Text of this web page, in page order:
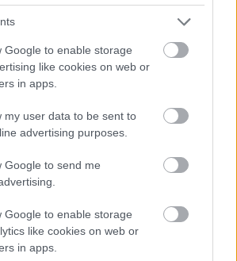
Google to enable storage
like cookies on web or
in apps.
my user data to be sent to
advertising purposes.
Google to send me
Google to enable storage
like cookies on web or
in apps.
hogy 30-40 százalékos élelmiszerpazarlás
táplálkozási szokása mégis elégtelen?
E heti cikkajánlónkban videóval
atomellenes mozgalom…..
a hétvégére: gázvezetékből hangfal,
2020.06.19 15:16:43